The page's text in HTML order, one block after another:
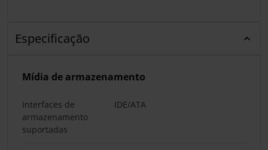
Especificação
Mídia de armazenamento
Interfaces de
armazenamento
suportadas
IDE/ATA